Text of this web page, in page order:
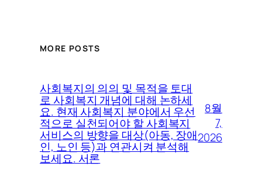
MORE POSTS
사회복지의 의의 및 목적을 토대
로 사회복지 개념에 대해 논하세
요. 현재 사회복지 분야에서 우선
적으로 실천되어야 할 사회복지
서비스의 방향을 대상(아동, 장애
인, 노인 등)과 연관시켜 분석해
보세요. 서론
8월
7,
2026